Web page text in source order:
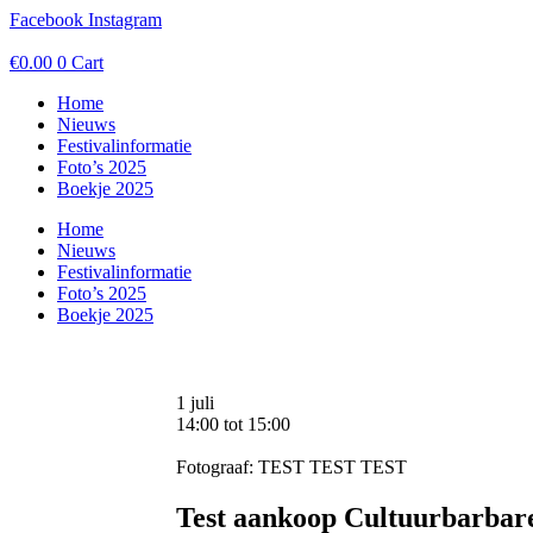
Ga
de
Facebook Instagram
€0.00 0 Cart
Home
Nieuws
Festivalinformatie
Foto’s 2025
Boekje 2025
Home
Nieuws
Festivalinformatie
Foto’s 2025
Boekje 2025
1 juli
14:00 tot 15:00
Fotograaf: TEST TEST TEST
Test aankoop